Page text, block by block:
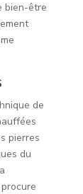
bien-être
de
pierres
du